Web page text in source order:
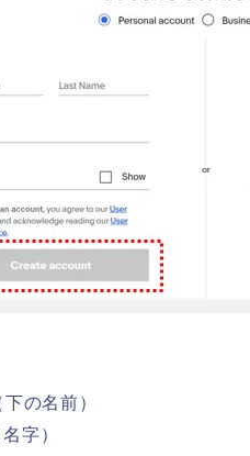
の名前）
字）